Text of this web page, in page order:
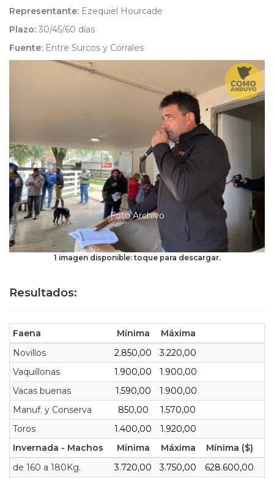
Representante: Ezequiel Hourcade
Plazo: 30/45/60 días
Fuente: Entre Surcos y Corrales
Foto Archivo
1 imagen disponible: toque para descargar.
Resultados:
Faena Mínima
Máxima
Novillos
2.850,00
3.220,00
Vaquillonas
1.900,00
1.900,00
Vacas buenas
1.590,00
1.900,00
Manuf. y Conserva
850,00
1.570,00
Toros
1.400,00
1.920,00
Invernada - Machos
Mínima Máxima Mínima ($)
de 160 a 180Kg.
3.720,00 3.750,00 628.600,00